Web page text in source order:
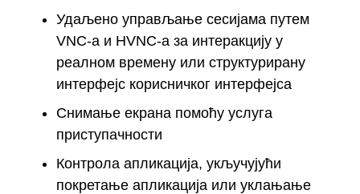
Удаљено управљање сесијама путем
VNC-а и HVNC-а за интеракцију у
реалном времену или структурирану
интерфејс корисничког интерфејса
Снимање екрана помоћу услуга
приступачности
Контрола апликација, укључујући
покретање апликација или уклањање